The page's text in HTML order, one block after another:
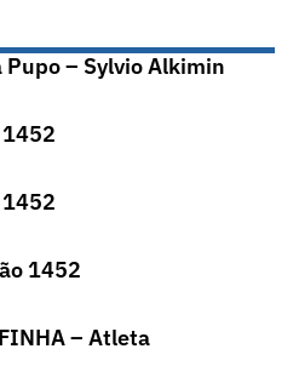
Pupo – Sylvio Alkimin
1452
– Atleta